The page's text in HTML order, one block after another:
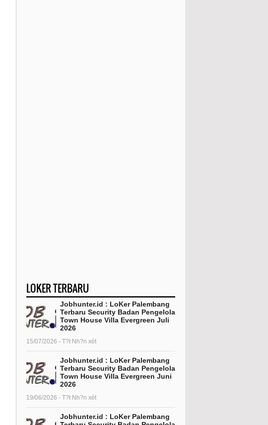
LOKER TERBARU
Jobhunter.id : LoKer Palembang
Terbaru Security Badan Pengelola
Town House Villa Evergreen Juli
2026
15/07/2026 - T?t Nh?n xét
Jobhunter.id : LoKer Palembang
Terbaru Security Badan Pengelola
Town House Villa Evergreen Juni
2026
19/06/2026 - T?t Nh?n xét
Jobhunter.id : LoKer Palembang